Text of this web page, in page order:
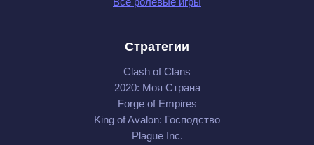
Стратегии
Clash of Clans
2020: Моя Cтрана
Forge of Empires
King of Avalon: Господство
Plague Inc.